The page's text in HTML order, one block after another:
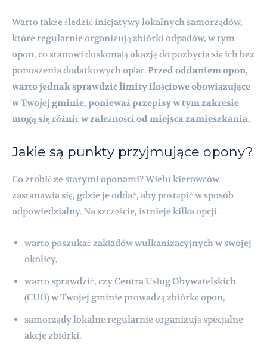
Warto także śledzić inicjatywy lokalnych samorządów,
które regularnie organizują zbiórki odpadów, w tym
opon, co stanowi doskonałą okazję do pozbycia się ich bez
ponoszenia dodatkowych opłat.Przed oddaniem opon,
warto jednak sprawdzić limity ilościowe obowiązujące
w Twojej gminie, ponieważ przepisy w tym zakresie
mogą się różnić w zależności od miejsca zamieszkania.
Jakie są punkty przyjmujące opony?
Co zrobić ze starymi oponami? Wielu kierowców
zastanawia się, gdzie je oddać, aby postąpić w sposób
odpowiedzialny. Na szczęście, istnieje kilka opcji.
warto poszukać zakładów wulkanizacyjnych w swojej
okolicy,
warto sprawdzić, czy Centra Usług Obywatelskich
(CUO) w Twojej gminie prowadzą zbiórkę opon,
samorządy lokalne regularnie organizują specjalne
akcje zbiórki.